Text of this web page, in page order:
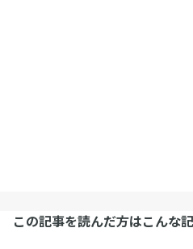
この記事を読んだ方はこんな